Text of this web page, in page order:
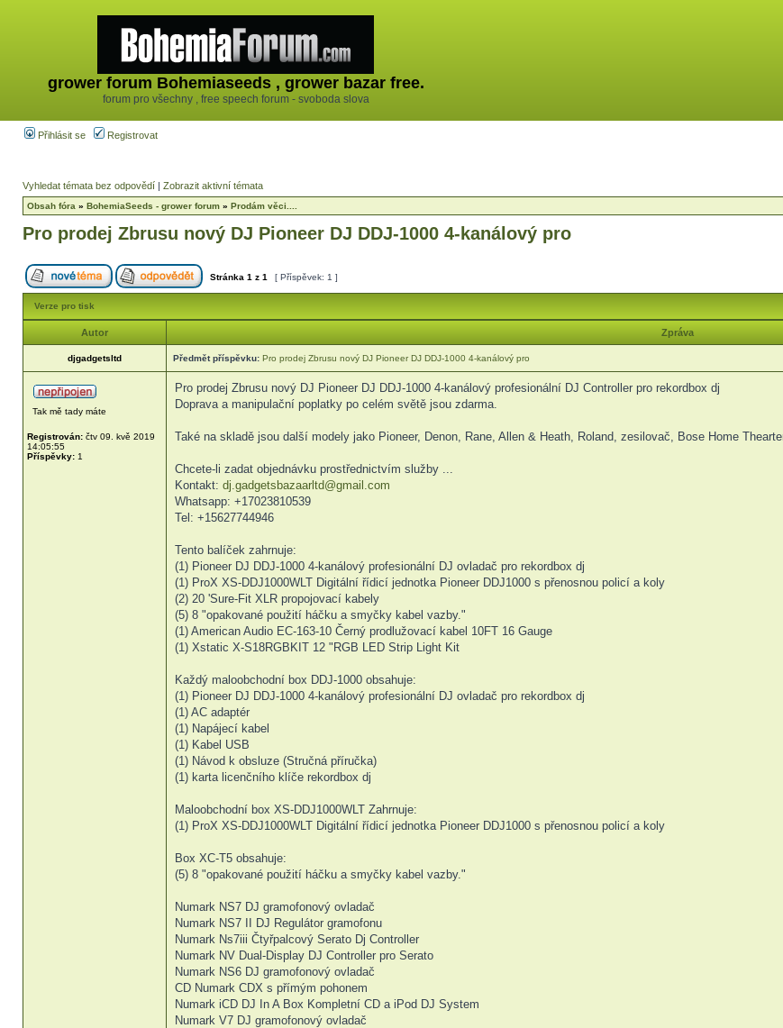
grower forum Bohemiaseeds , grower bazar free.
forum pro všechny , free speech forum - svoboda slova
Přihlásit se Registrovat
Vyhledat témata bez odpovědí | Zobrazit aktivní témata
Obsah fóra » BohemiaSeeds - grower forum » Prodám věci....
Pro prodej Zbrusu nový DJ Pioneer DJ DDJ-1000 4-kanálový pro
Stránka 1 z 1 [ Příspěvek: 1 ]
Verze pro tisk
Autor Zpráva
djgadgetsltd Předmět příspěvku: Pro prodej Zbrusu nový DJ Pioneer DJ DDJ-1000 4-kanálový pro
Tak mě tady máte
Registrován: čtv 09. kvě 2019
14:05:55
Příspěvky: 1
Pro prodej Zbrusu nový DJ Pioneer DJ DDJ-1000 4-kanálový profesionální DJ Controller pro rekordbox dj
Doprava a manipulační poplatky po celém světě jsou zdarma.
Také na skladě jsou další modely jako Pioneer, Denon, Rane, Allen & Heath, Roland, zesilovač, Bose Home
Chcete-li zadat objednávku prostřednictvím služby ...
Kontakt: dj.gadgetsbazaarltd@gmail.com
Whatsapp: +17023810539
Tel: +15627744946
Tento balíček zahrnuje:
(1) Pioneer DJ DDJ-1000 4-kanálový profesionální DJ ovladač pro rekordbox dj
(1) ProX XS-DDJ1000WLT Digitální řídicí jednotka Pioneer DDJ1000 s přenosnou policí a koly
(2) 20 'Sure-Fit XLR propojovací kabely
(5) 8 "opakované použití háčku a smyčky kabel vazby."
(1) American Audio EC-163-10 Černý prodlužovací kabel 10FT 16 Gauge
(1) Xstatic X-S18RGBKIT 12 "RGB LED Strip Light Kit
Každý maloobchodní box DDJ-1000 obsahuje:
(1) Pioneer DJ DDJ-1000 4-kanálový profesionální DJ ovladač pro rekordbox dj
(1) AC adaptér
(1) Napájecí kabel
(1) Kabel USB
(1) Návod k obsluze (Stručná příručka)
(1) karta licenčního klíče rekordbox dj
Maloobchodní box XS-DDJ1000WLT Zahrnuje:
(1) ProX XS-DDJ1000WLT Digitální řídicí jednotka Pioneer DDJ1000 s přenosnou policí a koly
Box XC-T5 obsahuje:
(5) 8 "opakované použití háčku a smyčky kabel vazby."
Numark NS7 DJ gramofonový ovladač
Numark NS7 II DJ Regulátor gramofonu
Numark Ns7iii Čtyřpalcový Serato Dj Controller
Numark NV Dual-Display DJ Controller pro Serato
Numark NS6 DJ gramofonový ovladač
CD Numark CDX s přímým pohonem
Numark iCD DJ In A Box Kompletní CD a iPod DJ System
Numark V7 DJ gramofonový ovladač